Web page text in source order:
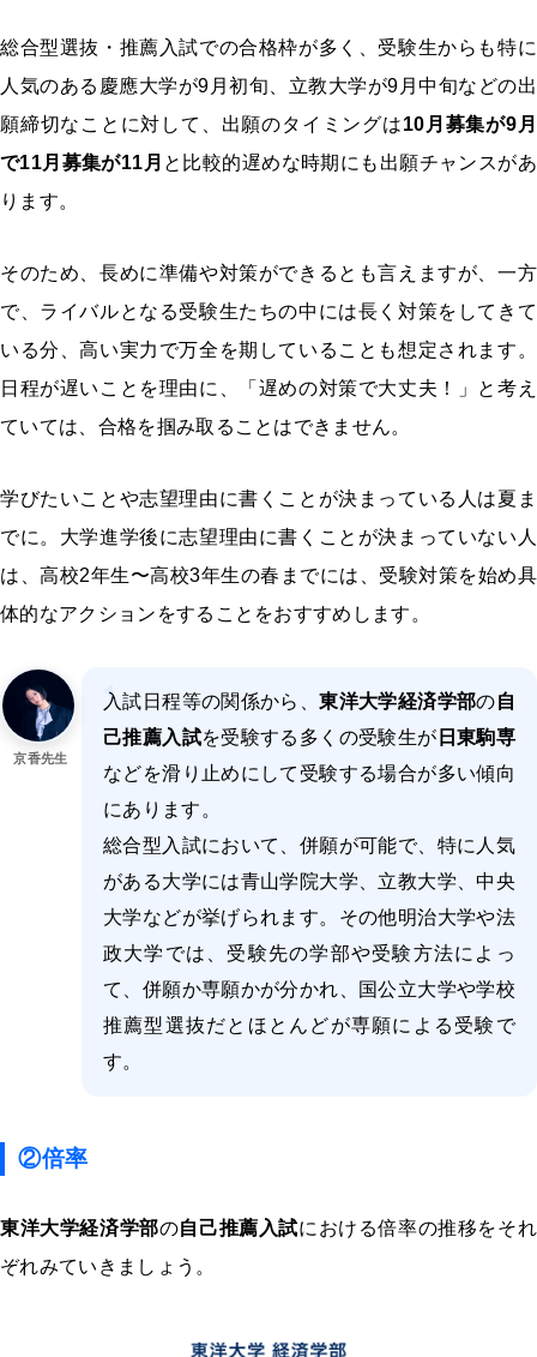
総合型選抜・推薦入試での合格枠が多く、受験生からも特に
人気のある慶應大学が9月初旬、立教大学が9月中旬などの出
願締切なことに対して、出願のタイミングは10月募集が9月
で11月募集が11月 と比較的遅めな時期にも出願チャンスがあ
ります。
そのため、長めに準備や対策ができるとも言えますが、一方
で、ライバルとなる受験生たちの中には長く対策をしてきて
いる分、高い実力で万全を期していることも想定されます。
日程が遅いことを理由に、「遅めの対策で大丈夫！」と考え
ていては、合格を掴み取ることはできません。
学びたいことや志望理由に書くことが決まっている人は夏ま
でに。大学進学後に志望理由に書くことが決まっていない人
は、高校2年生〜高校3年生の春までには、受験対策を始め具
体的なアクションをすることをおすすめします。
京香先生
入試日程等の関係から、東洋大学経済学部の自
己推薦入試を受験する多くの受験生が 日東駒専
などを滑り止めにして受験する場合が多い傾向
にあります。
総合型入試において、併願が可能で、特に人気
がある大学には青山学院大学、立教大学、中央
大学などが挙げられます。その他明治大学や法
政大学では、受験先の学部や受験方法によっ
て、併願か専願かが分かれ、国公立大学や学校
推薦型選抜だとほとんどが専願による受験で
す。
②倍率
東洋大学経済学部の自己推薦入試における倍率の推移をそれ
ぞれみていきましょう。